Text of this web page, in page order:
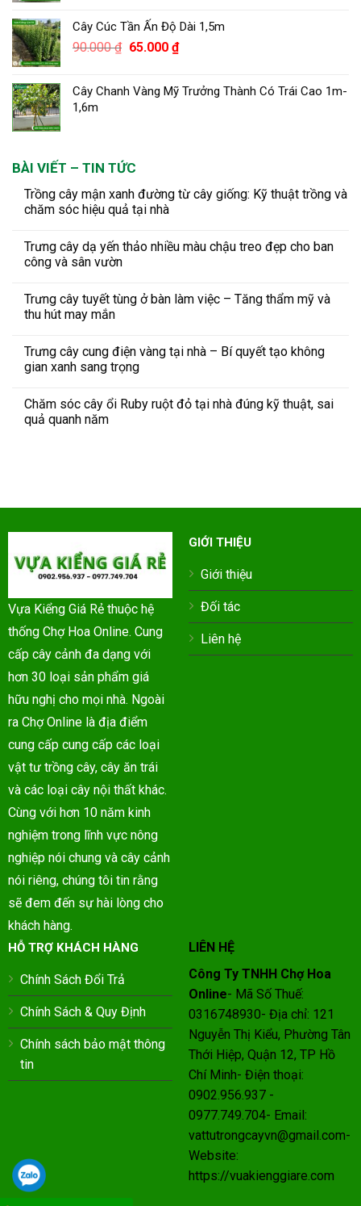
Cây Cúc Tần Ấn Độ Dài 1,5m
90.000₫ Giá
90.000 ₫.
65.000 ₫Giá
là:
Cây Chanh Vàng Mỹ Trưởng Thành Có Trái Cao 1m-
1,6m
BÀI VIẾT – TIN TỨC
Trồng cây mận xanh đường từ cây giống: Kỹ thuật trồng và
chăm sóc hiệu quả tại nhà
Trưng cây dạ yến thảo nhiều màu chậu treo đẹp cho ban
công và sân vườn
Trưng cây tuyết tùng ở bàn làm việc – Tăng thẩm mỹ và
thu hút may mắn
Trưng cây cung điện vàng tại nhà – Bí quyết tạo không
gian xanh sang trọng
Chăm sóc cây ổi Ruby ruột đỏ tại nhà đúng kỹ thuật, sai
quả quanh năm
Vựa Kiểng Giá Rẻ thuộc hệ
thống Chợ Hoa Online. Cung
cấp cây cảnh đa dạng với
hơn 30 loại sản phẩm giá
hữu nghị cho mọi nhà. Ngoài
ra Chợ Online là địa điểm
cung cấp cung cấp các loại
vật tư trồng cây, cây ăn trái
và các loại cây nội thất khác.
Cùng với hơn 10 năm kinh
nghiệm trong lĩnh vực nông
nghiệp nói chung và cây cảnh
nói riêng, chúng tôi tin rằng
sẽ đem đến sự hài lòng cho
khách hàng.
GIỚI THIỆU
Giới thiệu
Đối tác
Liên hệ
HỖ TRỢ KHÁCH HÀNG
Chính Sách Đổi Trả
Chính Sách & Quy Định
Chính sách bảo mật thông
tin
LIÊN HỆ
Công Ty TNHH Chợ Hoa
Online- Mã Số Thuế:
0316748930- Địa chỉ: 121
Nguyễn Thị Kiểu, Phường Tân
Thới Hiệp, Quận 12, TP Hồ
Chí Minh- Điện thoại:
0902.956.937 -
0977.749.704- Email:
vattutrongcayvn@gmail.com-
Website:
https://vuakienggiare.com